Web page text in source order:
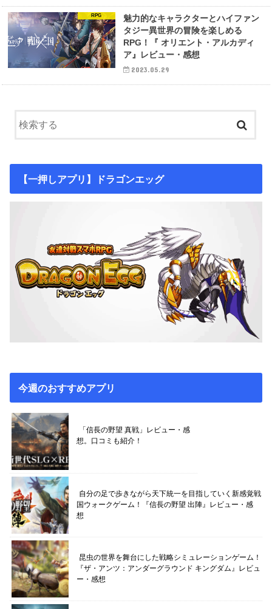
RPG
魅力的なキャラクターとハイファン
タジー異世界の冒険を楽しめる
RPG！『 オリエント・アルカディ
ア』レビュー・感想
2023.05.29
【一押しアプリ】ドラゴンエッグ
今週のおすすめアプリ
「信長の野望 真戦」レビュー・感
想。口コミも紹介！
自分の足で歩きながら天下統一を目指していく新感覚戦
国ウォークゲーム！『信長の野望 出陣』レビュー・感
想
昆虫の世界を舞台にした戦略シミュレーションゲーム！
『ザ・アンツ：アンダーグラウンド キングダム』レビュ
ー・感想